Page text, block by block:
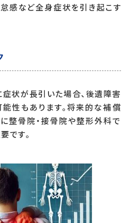
怠感など全身症状を引き起こす
状が長引いた場合、後遺障害
性もあります。将来的な補償
整骨院・接骨院や整形外科で
です。